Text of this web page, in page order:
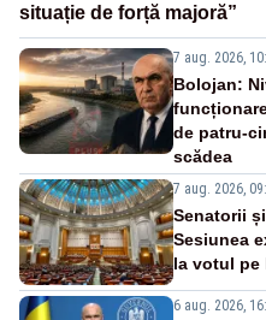
situație de forță majoră”
7 aug. 2026,
Bolojan:
de patru-
scădea
7 aug. 2026,
Senatorii
Sesiunea
la votul pe
6 aug. 2026,